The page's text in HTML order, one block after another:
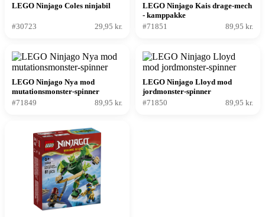
LEGO Ninjago Coles ninjabil
#30723 29,95 kr.
LEGO Ninjago Kais drage-mech
- kamppakke
#71851
89,95 kr.
LEGO Ninjago Nya mod
mutationsmonster-spinner
#71849
89,95 kr.
LEGO Ninjago Lloyd mod
jordmonster-spinner
#71850
89,95 kr.